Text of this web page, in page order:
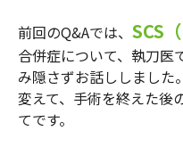
前回のQ&Aでは、 SCS
合併症について、執刀医
み隠さずお話ししました
変えて、手術を終えた後
てです。